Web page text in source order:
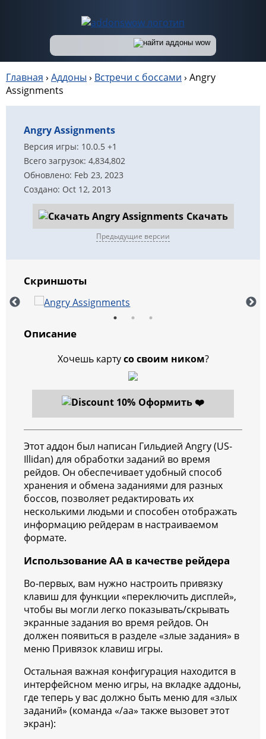
Главная › Аддоны › Встречи с боссами › Angry
Assignments
Angry Assignments
Версия игры: 10.0.5 +1
Всего загрузок: 4,834,802
Обновлено: Feb 23, 2023
Создано: Oct 12, 2013
Скачать
Предыдущие версии
Скриншоты
Описание
Хочешь картусо своим ником?
Оформить ❤️
Этот аддон был написан Гильдией Angry (US-
Illidan) для обработки заданий во время
рейдов. Он обеспечивает удобный способ
хранения и обмена заданиями для разных
боссов, позволяет редактировать их
несколькими людьми и способен отображать
информацию рейдерам в настраиваемом
формате.
Использование АА в качестве рейдера
Во-первых, вам нужно настроить привязку
клавиш для функции «переключить дисплей»,
чтобы вы могли легко показывать/скрывать
экранные задания во время рейдов. Он
должен появиться в разделе «злые задания» в
меню Привязок клавиш игры.
Остальная важная конфигурация находится в
интерфейсном меню игры, на вкладке аддоны,
где теперь у вас должно быть меню для «злых
заданий» (команда «/aa» также вызовет этот
экран):